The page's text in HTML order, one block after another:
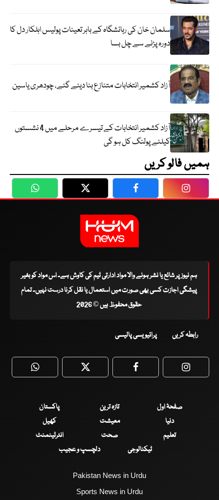
سلمان خان کی رہائشگاہ کے باہر تعینات پولیس اہلکار دل کا
دورہ پڑنے سے چل بسا
آزاد کشمیر انتخابات متنازع بنا دیئے گئے، چودھری یاسین
آزاد کشمیر انتخابات کے تیسرے مرحلے میں 4 نشستوں
کیلئے پولنگ کل ہو گی
ہمیں فالو کریں
WhatsApp Twitter Facebook
ہم نیوز پر شائع یا نشر ہونے والا مواد ادارتی ٹیم کی کاوش ہے۔ اس مواد کو بغیر
پیشگی اجازت کسی بھی صورت میں استعمال یا نقل کرنا درست نہیں۔ تمام
حقوق محفوظ ہیں © 2026
رابطہ کریں پرائیویسی پالیسی
WhatsApp Twitter Facebook
صفحۂ اول تازہ ترین
پاکستان
دنیا
معیشت
کھیل
تعلیم
صحت
انٹرٹینمنٹ
ٹیکنالوجی
دلچسپ و عجیب
Pakistan News in Urdu
Sports News in Urdu